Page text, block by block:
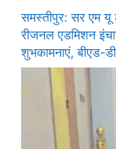
समस्तीपुर: सर एम यू
रीजनल एडमिशन
शुभकामनाएं, बीएड-